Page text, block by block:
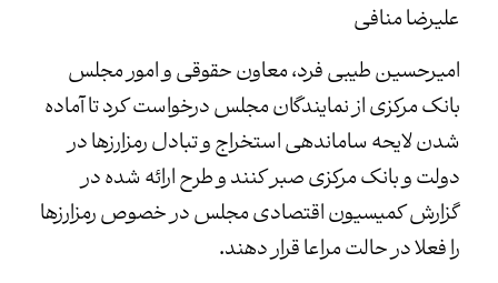
علیرضا منافی
امیرحسین طیبی فرد، معاون حقوقی و امور مجلس
بانک مرکزی از نمایندگان مجلس درخواست کرد تا آماده
شدن لایحه ساماندهی استخراج و تبادل رمزارزها در
دولت و بانک مرکزی صبر کنند و طرح ارائه شده در
گزارش کمیسیون اقتصادی مجلس در خصوص رمزارزها
را فعلا در حالت مراعا قرار دهند.